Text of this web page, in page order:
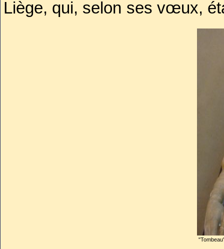
Liège, qui, selon ses vœux,
partie de lui reste près de la